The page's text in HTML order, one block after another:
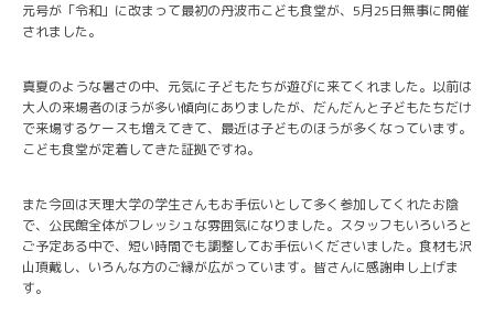
元号が「令和」に改まって最初の丹波市こども食堂が、5月25日無事に開催
されました。
真夏のような暑さの中、元気に子どもたちが遊びに来てくれました。以前は
大人の来場者のほうが多い傾向にありましたが、だんだんと子どもたちだけ
で来場するケースも増えてきて、最近は子どものほうが多くなっています。
こども食堂が定着してきた証拠ですね。
また今回は天理大学の学生さんもお手伝いとして多く参加してくれたお陰
で、公民館全体がフレッシュな雰囲気になりました。スタッフもいろいろと
ご予定ある中で、短い時間でも調整してお手伝いくださいました。食材も沢
山頂戴し、いろんな方のご縁が広がっています。皆さんに感謝申し上げま
す。